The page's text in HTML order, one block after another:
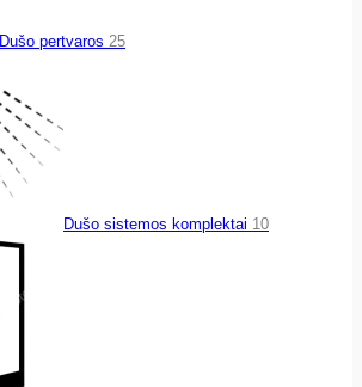
Dušo pertvaros 25
Dušo sistemos komplektai 10